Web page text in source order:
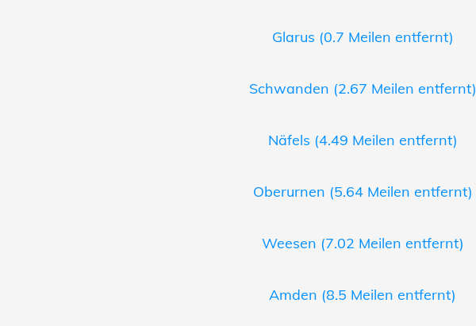
Glarus (0.7 Meilen entfernt)
Schwanden (2.67 Meilen entfernt)
Näfels (4.49 Meilen entfernt)
Oberurnen (5.64 Meilen entfernt)
Weesen (7.02 Meilen entfernt)
Amden (8.5 Meilen entfernt)